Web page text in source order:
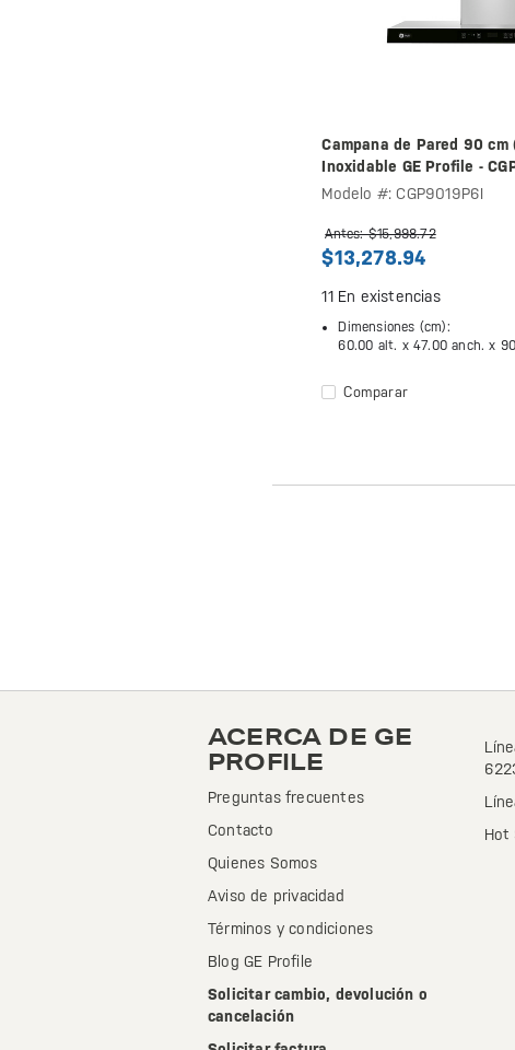
Campana de Pared 90 cm
Inoxidable GE Profile -
Modelo #: CGP9019P6I
Antes: $15,998.72
$13,278.94
11 En existencias
Dimensiones (cm):
60.00 alt. x 47.00 anch. x
Comparar
ACERCA DE GE
PROFILE
Preguntas frecuentes
Contacto
Quienes Somos
Aviso de privacidad
Términos y condiciones
Blog GE Profile
Solicitar cambio, devolución o
cancelación
Hot